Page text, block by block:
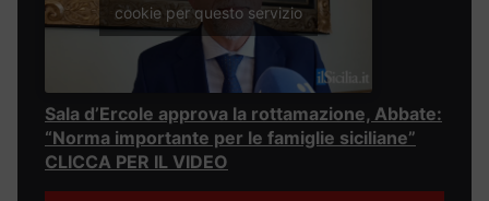
cookie per questo servizio
Sala d’Ercole approva la rottamazione, Abbate:
“Norma importante per le famiglie siciliane”
CLICCA PER IL VIDEO